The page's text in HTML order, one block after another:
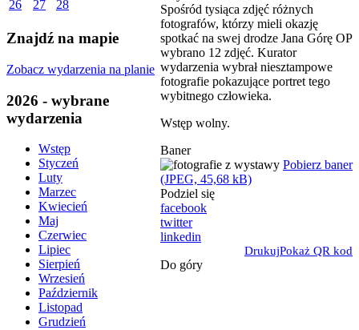
26
27 28
Znajdź na mapie
Zobacz wydarzenia na planie
2026 - wybrane
wydarzenia
Wstęp
Styczeń
Luty
Marzec
Kwiecień
Maj
Czerwiec
Lipiec
Sierpień
Wrzesień
Październik
Listopad
Grudzień
Spośród tysiąca zdjęć różnych
fotografów, którzy mieli okazję
spotkać na swej drodze Jana Górę OP
wybrano 12 zdjęć. Kurator
wydarzenia wybrał niesztampowe
fotografie pokazujące portret tego
wybitnego człowieka.
Wstęp wolny.
Baner
Pobierz baner
(JPEG, 45,68 kB)
Podziel się
facebook
twitter
linkedin
DrukujPokaż QR kod
Do góry